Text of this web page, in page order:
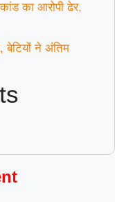
का आरोपी ढेर,
बेटियों ने अंतिम